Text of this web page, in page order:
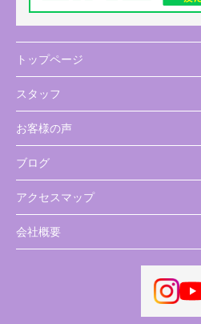
トップページ
スタッフ
お客様の声
ブログ
アクセスマップ
会社概要